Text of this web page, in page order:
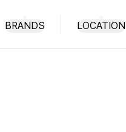
BRANDS LOCATION